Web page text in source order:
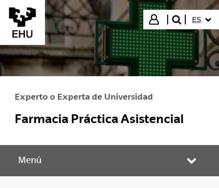
Saltar al contenido principal
Iniciar sesión
buscar"
ES
Experto o Experta de Universidad
Farmacia Práctica Asistencial
Menú